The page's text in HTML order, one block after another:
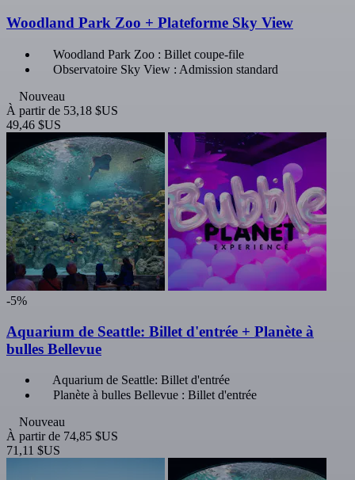
Woodland Park Zoo + Plateforme Sky View
Woodland Park Zoo : Billet coupe-file
Observatoire Sky View : Admission standard
Nouveau
À partir de 53,18 $US
49,46 $US
-5%
Aquarium de Seattle: Billet d'entrée + Planète à
bulles Bellevue
Aquarium de Seattle: Billet d'entrée
Planète à bulles Bellevue : Billet d'entrée
Nouveau
À partir de 74,85 $US
71,11 $US